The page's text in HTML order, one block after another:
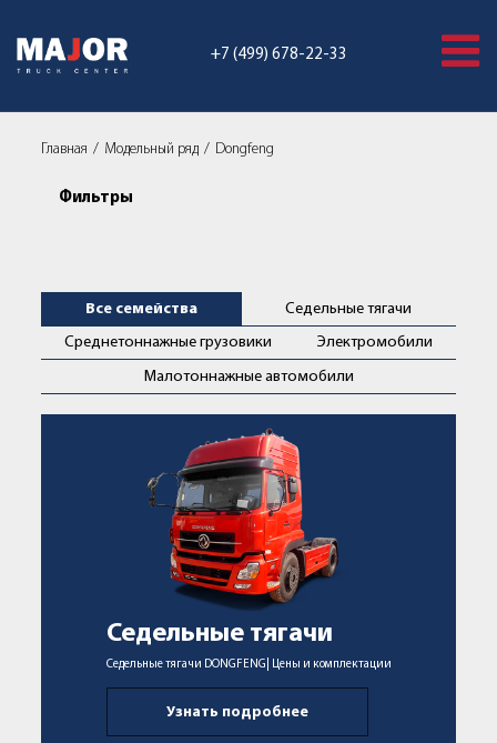
+7 (499) 678-22-33
Главная Модельный ряд Dongfeng
Фильтры
Все семейства Седельные тягачи
Среднетоннажные грузовики Электромобили
Малотоннажные автомобили
Седельные тягачи
Седельные тягачи DONGFENG| Цены и комплектации
Узнать подробнее